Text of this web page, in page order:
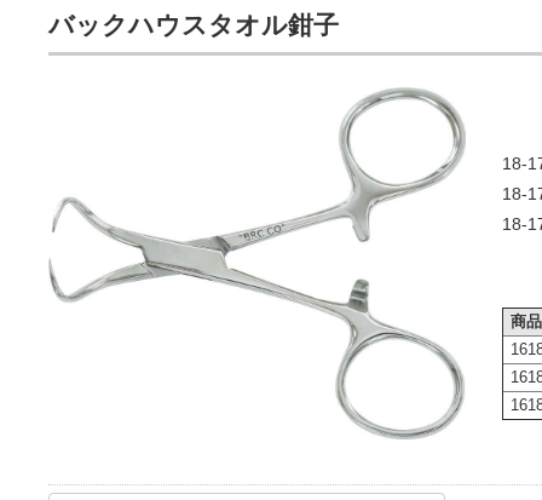
バックハウスタオル鉗子
18-
18-
18-
商